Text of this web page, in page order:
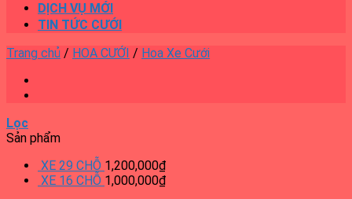
DỊCH VỤ MỚI
TIN TỨC CƯỚI
Trang chủ / HOA CƯỚI / Hoa Xe Cưới
Lọc
Sản phẩm
XE 29 CHỖ 1,200,000₫
XE 16 CHỖ 1,000,000₫